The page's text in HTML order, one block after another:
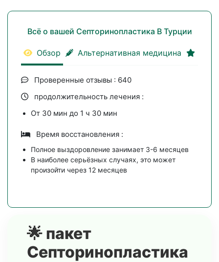
Всё о вашей Септоринопластика В Турции
Обзор Альтернативная медицина
Проверенные отзывы : 640
продолжительность лечения :
От 30 мин до 1 ч 30 мин
Время восстановления :
Полное выздоровление занимает 3-6 месяцев
В наиболее серьёзных случаях, это может
произойти через 12 месяцев
🌟 пакет
Септоринопластика